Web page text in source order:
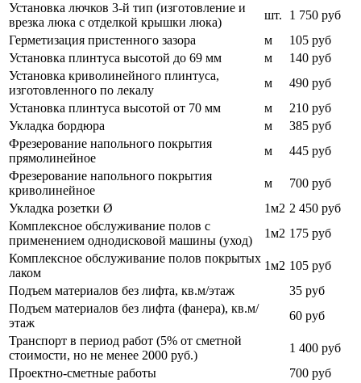
Установка лючков 3-й тип (изготовление и
врезка люка с отделкой крышки люка)
шт. 1 750 руб
Герметизация пристенного зазора
м 105 руб
Установка плинтуса высотой до 69 мм
м 140 руб
Установка криволинейного плинтуса,
изготовленного по лекалу
м
490 руб
Установка плинтуса высотой от 70 мм
м
210 руб
Укладка бордюра
м
385 руб
Фрезерование напольного покрытия
прямолинейное
м
445 руб
Фрезерование напольного покрытия
криволинейное
м 700 руб
Укладка розетки Ø
1м2 2 450 руб
Комплексное обслуживание полов с
применением однодисковой машины (уход)
1м2 175 руб
Комплексное обслуживание полов покрытых
лаком
1м2 105 руб
Подъем материалов без лифта, кв.м/этаж
35 руб
Подъем материалов без лифта (фанера), кв.м/
этаж
60 руб
Транспорт в период работ (5% от сметной
стоимости, но не менее 2000 руб.)
1 400 руб
Проектно-сметные работы
700 руб